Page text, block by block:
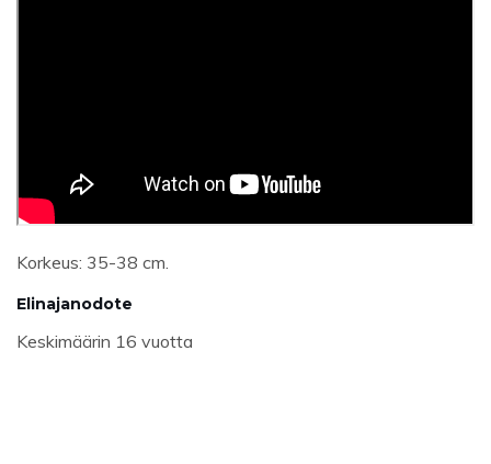
Korkeus: 35-38 cm.
Elinajanodote
Keskimäärin 16 vuotta